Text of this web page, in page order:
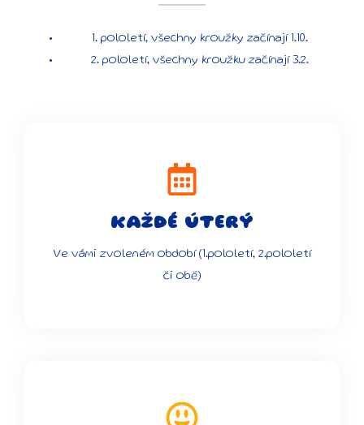
1. pololetí, všechny kroužky začínají 1.10.
2. pololetí, všechny kroužku začínají 3.2.
KAŽDÉ ÚTERÝ
Ve vámi zvoleném období (1.pololetí, 2.pololetí
či obě)